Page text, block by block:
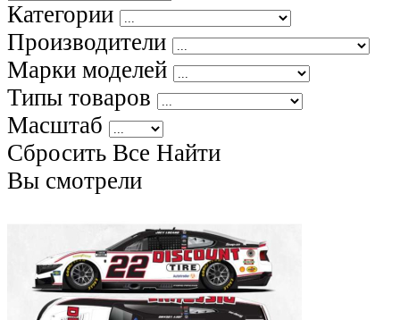
Категории
Производители
Марки моделей
Типы товаров
Масштаб
Сбросить Все Найти
Вы смотрели